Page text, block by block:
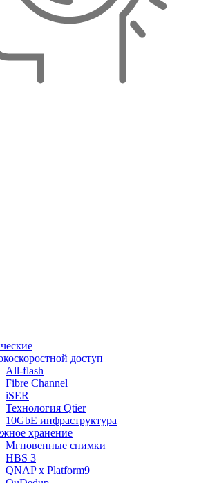
доступ
All-flash
Fibre Channel
iSER
Технология Qtier
10GbE инфраструктура
хранение
Мгновенные снимки
HBS 3
QNAP x Platform9